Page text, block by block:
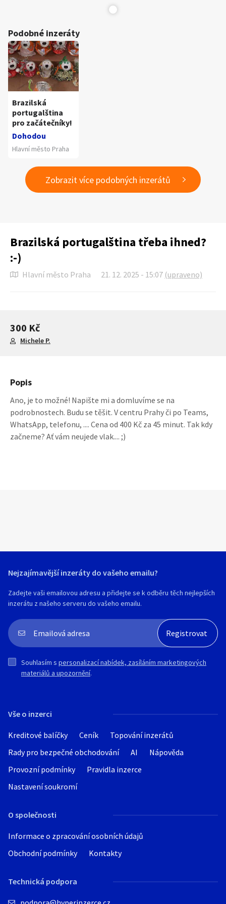
Podobné inzeráty
Brazilská
portugalština
pro začátečníky!
Dohodou
Hlavní město Praha
Zobrazit více podobných inzerátů
Brazilská portugalština třeba ihned?
:-)
Hlavní město Praha 21. 12. 2025 - 15:07 (upraveno)
300 Kč
Michele P.
Popis
Ano, je to možné! Napište mi a domluvíme se na
podrobnostech. Budu se těšit. V centru Prahy či po Teams,
WhatsApp, telefonu, .... Cena od 400 Kč za 45 minut. Tak kdy
začneme? Ať vám neujede vlak.... ;)
Vše o inzerci
Kreditové balíčky Ceník
Topování inzerátů
Rady pro bezpečné obchodování
AI
Nápověda
Provozní podmínky
Pravidla inzerce
Nastavení soukromí
O společnosti
Informace o zpracování osobních údajů
Obchodní podmínky
Kontakty
Technická podpora
Nejzajímavější inzeráty do vašeho emailu?
Zadejte vaši emailovou adresu a přidejte se k odběru těch nejlepších
inzerátu z našeho serveru do vašeho emailu.
Souhlasím s personalizací nabídek, zasíláním marketingových
materiálů a upozornění.